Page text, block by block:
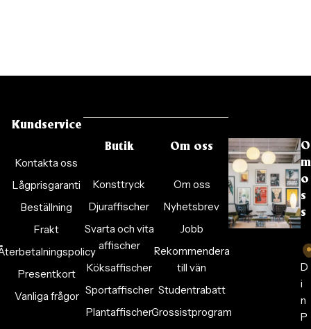
Kundservice
Kontakta oss
Lågprisgaranti
Beställning
Frakt
Presentkort
Vanliga frågor
Butik
Konsttryck
Djuraffischer
Svarta och vita
affischer
Köksaffischer
Sportaffischer
Plantaffischer
Om oss
Om oss
Nyhetsbrev
Jobb
Rekommendera
till vän
Studentrabatt
Grossistprogram
O
m
o
s
s
D
i
n
P